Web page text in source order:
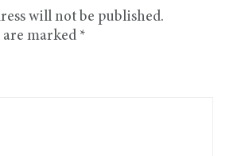
will not be published.
marked *